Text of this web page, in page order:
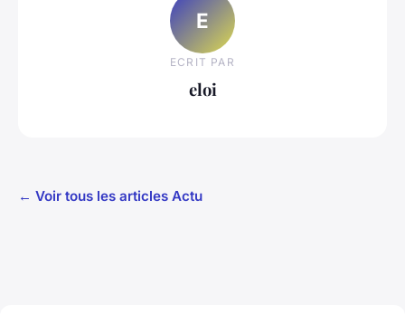
E
ECRIT PAR
eloi
← Voir tous les articles Actu